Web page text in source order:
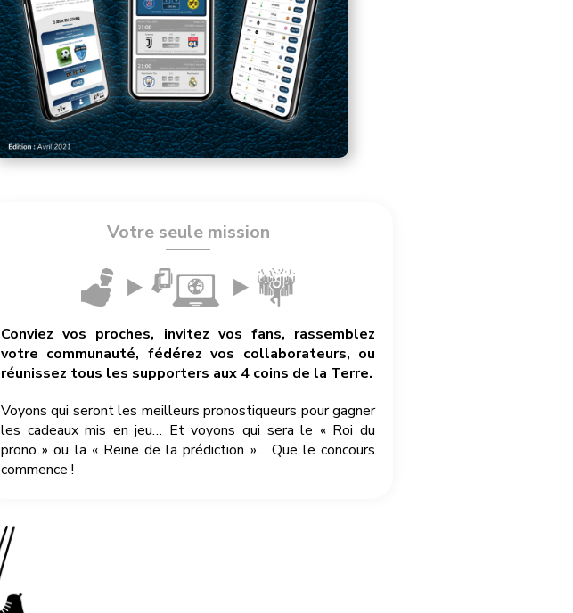
Votre seule mission
Conviez vos proches, invitez vos fans, rassemblez
votre communauté, fédérez vos collaborateurs, ou
réunissez tous les supporters aux 4 coins de la Terre.
Voyons qui seront les meilleurs pronostiqueurs pour gagner
les cadeaux mis en jeu… Et voyons qui sera le « Roi du
prono » ou la « Reine de la prédiction »… Que le concours
commence !